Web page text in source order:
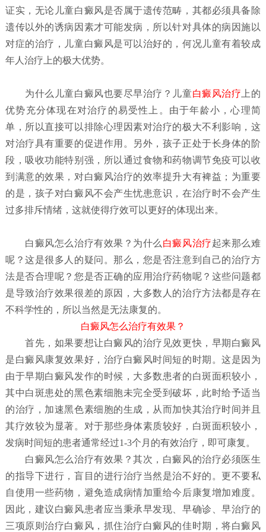
证实，无论儿童白癜风是否属于遗传范畴，其都必须具备除
遗传以外的诱病因素才可能发病，所以针对具体的病因施以
对症的治疗，儿童白癜风是可以治好的，何况儿童有着较成
年人治疗上的极大优势。
为什么儿童白癜风也要尽早治疗？ 儿童白癜风治疗 上的
优势充分体现在对治疗的易受性上。由于年龄小，心理简
单，所以直接可以排除心理因素对治疗的极大不利影响，这
对治疗具有重要的促进作用。另外，孩子正处于长身体的阶
段，吸收功能特别强，所以通过食物和药物调节免疫可以收
到满意的效果，对白癜风治疗的效率提升大有裨益；为重要
的是，孩子对白癜风不会产生忧患意识，在治疗时不会产生
过多排斥情绪，这就使得疗效可以更好的体现出来。
白癜风怎么治疗有效果？ 为什么 白癜风治疗起来那么难
呢？这是很多人的疑问。那么，您是否注意到自己的治疗方
法是否合理呢？您是否正确的应用治疗药物呢？这些问题都
是导致治疗效果很差的原因，大多数人的治疗方法都是存在
不科学性的，所以当然是无法康复的。
白癜风怎么治疗有效果？
首先，如果要想让白癜风的治疗见效更快，早期白癜风
是白癜风康复效果好，治疗白癜风时间短的时期。这是因为
由于早期白癜风发作的时候，大多数患者的白斑面积较小，
其中白斑患处的黑色素细胞未完全受到破坏，此时给予适当
的治疗，加速黑色素细胞的生成，从而加快其治疗时间并且
其疗效较为显著。对于那些身体素质较好，白斑面积较小，
发病时间短的患者通常经过1-3个月的有效治疗，即可康复。
白癜风怎么治疗有效果？其次，白癜风的治疗必须医生
的指导下进行，盲目的进行治疗当然是治不好的。更不要私
自使用一些药物，避免造成病情加重给今后康复增加难度。
因此，建议白癜风患者应当秉承早发现、早确诊、早治疗的
三项原则治疗白癜风，抓住治疗白癜风的佳时期，将白癜风